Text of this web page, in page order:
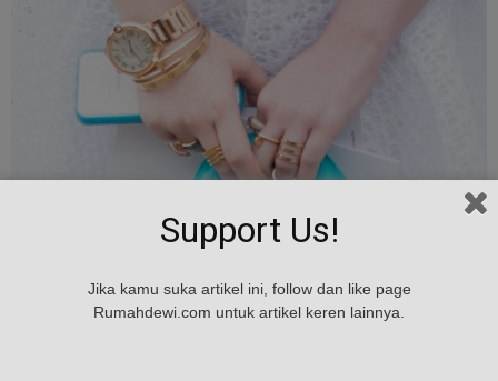
Support Us!
Jika kamu suka artikel ini, follow dan like page
Rumahdewi.com untuk artikel keren lainnya.